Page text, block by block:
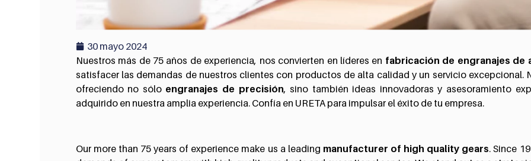
30 mayo 2024
Nuestros más de 75 años de experiencia, nos convierten en líderes en fabricación de engranajes de
satisfacer las demandas de nuestros clientes con productos de alta calidad y un servicio
ofreciendo no sólo engranajes de precisión, sino también ideas innovadoras y asesoramiento
adquirido en nuestra amplia experiencia. Confía en URETA para impulsar el éxito de tu empresa.
Our more than 75 years of experience make us a leading manufacturer of high quality gears. Since